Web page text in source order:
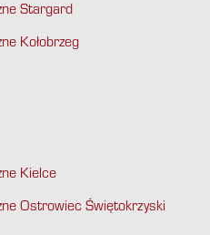
Stargard
Kołobrzeg
Kielce
Ostrowiec Świętokrzyski